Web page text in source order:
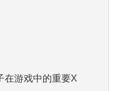
游戏中的重要X